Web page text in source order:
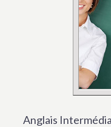
Anglais